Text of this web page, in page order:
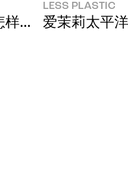
样呢？
LESS PLASTIC
爱茉莉太平